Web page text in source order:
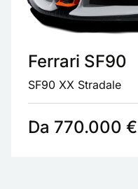
Ferrari SF90
SF90 XX Stradale
Da 770.000 €